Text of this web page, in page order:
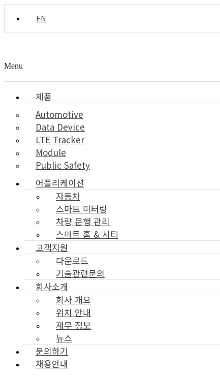
EN
Menu
제품
Automotive
Data Device
LTE Tracker
Module
Public Safety
어플리케이션
자동차
스마트 미터링
차량 운행 관리
스마트 홈 & 시티
고객지원
다운로드
기술관련문의
회사소개
회사 개요
위치 안내
재무 정보
뉴스
문의하기
채용안내